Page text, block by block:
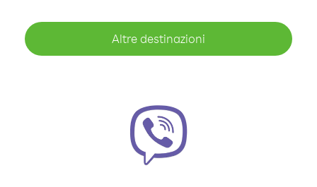
Altre destinazioni